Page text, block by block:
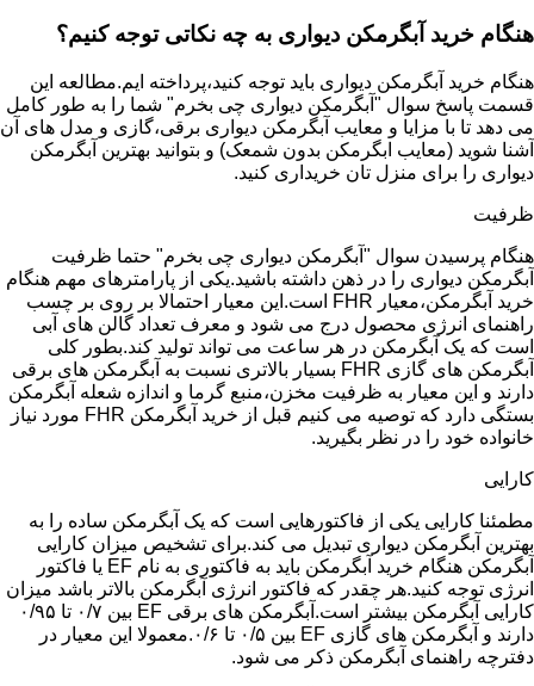
هنگام خرید آبگرمکن دیواری به چه نکاتی توجه کنیم؟
هنگام خرید آبگرمکن دیواری باید توجه کنید،پرداخته ایم.مطالعه این
قسمت پاسخ سوال "آبگرمکن دیواری چی بخرم" شما را به طور کامل
می دهد تا با مزایا و معایب آبگرمکن دیواری برقی،گازی و مدل های آن
آشنا شوید (معایب ابگرمکن بدون شمعک) و بتوانید بهترین آبگرمکن
دیواری را برای منزل تان خریداری کنید.
ظرفیت
هنگام پرسیدن سوال "آبگرمکن دیواری چی بخرم" حتما ظرفیت
آبگرمکن دیواری را در ذهن داشته باشید.یکی از پارامترهای مهم هنگام
خرید آبگرمکن،معیار FHR است.این معیار احتمالا بر روی بر چسب
راهنمای انرژی محصول درج می شود و معرف تعداد گالن های آبی
است که یک آبگرمکن در هر ساعت می تواند تولید کند.بطور کلی
آبگرمکن های گازی FHR بسیار بالاتری نسبت به آبگرمکن های برقی
دارند و این معیار به ظرفیت مخزن،منبع گرما و اندازه شعله آبگرمکن
بستگی دارد که توصیه می کنیم قبل از خرید آبگرمکن FHR مورد نیاز
خانواده خود را در نظر بگیرید.
کارایی
مطمئنا کارایی یکی از فاکتورهایی است که یک آبگرمکن ساده را به
بهترین آبگرمکن دیواری تبدیل می کند.برای تشخیص میزان کارایی
آبگرمکن هنگام خرید آبگرمکن باید به فاکتوری به نام EF یا فاکتور
انرژی توجه کنید.هر چقدر که فاکتور انرژی آبگرمکن بالاتر باشد میزان
کارایی آبگرمکن بیشتر است.آبگرمکن های برقی EF بین ۰/۷ تا ۰/۹۵
دارند و آبگرمکن های گازی EF بین ۰/۵ تا ۰/۶.معمولا این معیار در
دفترچه راهنمای آبگرمکن ذکر می شود.